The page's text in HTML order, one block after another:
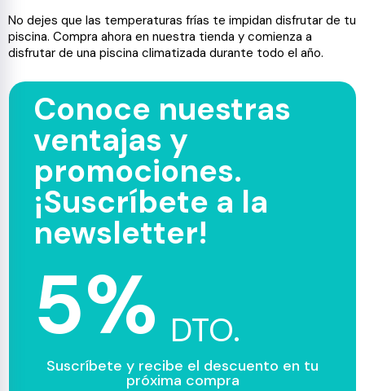
No dejes que las temperaturas frías te impidan disfrutar de tu
piscina. Compra ahora en nuestra tienda y comienza a
disfrutar de una piscina climatizada durante todo el año.
Conoce nuestras
ventajas y
promociones.
¡Suscríbete a la
newsletter!
5% DTO.
Suscríbete y recibe el descuento en tu
próxima compra